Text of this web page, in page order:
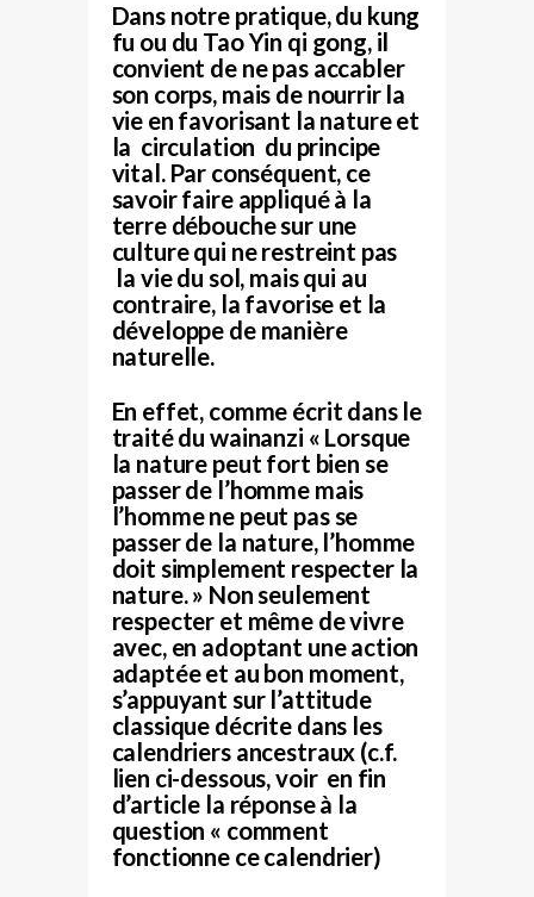
Dans notre pratique, du kung
fu ou du Tao Yin qi gong, il
convient de ne pas accabler
son corps, mais de nourrir la
vie en favorisant la nature et
la circulation du principe
vital. Par conséquent, ce
savoir faire appliqué à la
terre débouche sur une
culture qui ne restreint pas
la vie du sol, mais qui au
contraire, la favorise et la
développe de manière
naturelle.
En effet, comme écrit dans le
traité du wainanzi « Lorsque
la nature peut fort bien se
passer de l’homme mais
l’homme ne peut pas se
passer de la nature, l’homme
doit simplement respecter la
nature. » Non seulement
respecter et même de vivre
avec, en adoptant une action
adaptée et au bon moment,
s’appuyant sur l’attitude
classique décrite dans les
calendriers ancestraux (c.f.
lien ci-dessous, voir en fin
d’article la réponse à la
question « comment
fonctionne ce calendrier)